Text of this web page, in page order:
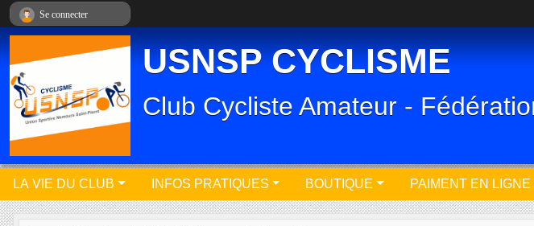
USNSP CYCLISME
Club Cycliste Amateur -
LA VIE DU CLUB INFOS PRATIQUES BOUTIQUE PAIMENT EN LIGNE
Se connecter
Panneau de gestion des cookies